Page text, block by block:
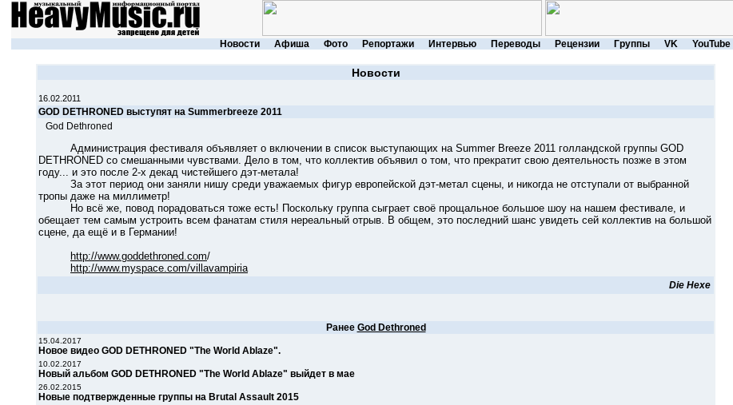
Новости Афиша Фото Репортажи Интервью Переводы Рецензии Группы VK YouTube
Новости
16.02.2011
GOD DETHRONED выступят на Summerbreeze 2011
God Dethroned
Администрация фестиваля объявляет о включении в список выступающих на Summer Breeze 2011 голландской группы GOD
DETHRONED со смешанными чувствами. Дело в том, что коллектив объявил о том, что прекратит свою деятельность позже в этом
году... и это после 2-х декад чистейшего дэт-метала!
За этот период они заняли нишу среди уважаемых фигур европейской дэт-метал сцены, и никогда не отступали от выбранной
тропы даже на миллиметр!
Но всё же, повод порадоваться тоже есть! Поскольку группа сыграет своё прощальное большое шоу на нашем фестивале, и
обещает тем самым устроить всем фанатам стиля нереальный отрыв. В общем, это последний шанс увидеть сей коллектив на большой
сцене, да ещё и в Германии!
http://www.goddethroned.com/
http://www.myspace.com/villavampiria
Die Hexe
Ранее God Dethroned
15.04.2017
Новое видео GOD DETHRONED "The World Ablaze".
10.02.2017
Новый альбом GOD DETHRONED "The World Ablaze" выйдет в мае
26.02.2015
Новые подтвержденные группы на Brutal Assault 2015